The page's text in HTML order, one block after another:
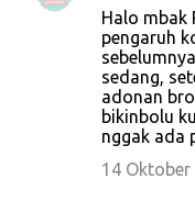
Halo mbak
pengaruh
sedang,
adonan
bikinbolu
nggak ada
14 Oktober